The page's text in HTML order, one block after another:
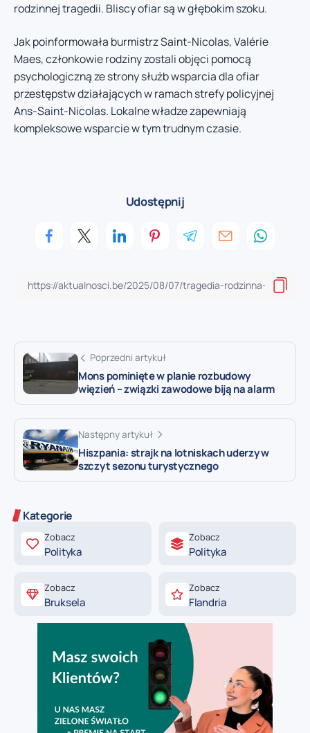
rodzinnej tragedii. Bliscy ofiar są w głębokim szoku.
Jak poinformowała burmistrz Saint-Nicolas, Valérie
Maes, członkowie rodziny zostali objęci pomocą
psychologiczną ze strony służb wsparcia dla ofiar
przestępstw działających w ramach strefy policyjnej
Ans-Saint-Nicolas. Lokalne władze zapewniają
kompleksowe wsparcie w tym trudnym czasie.
Udostępnij
Poprzedni artykuł
Mons pominięte w planie rozbudowy
więzień – związki zawodowe biją na alarm
Następny artykuł
Hiszpania: strajk na lotniskach uderzy w
szczyt sezonu turystycznego
Kategorie
Zobacz
Polityka
Zobacz
Polityka
Zobacz
Bruksela
Zobacz
Flandria